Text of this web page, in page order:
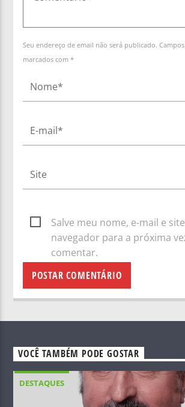
Seu endereço de email não será publicado.
marcados com *
Salve meu nome, e-mail e
navegador para a próxima
comentar.
VOCÊ TAMBÉM PODE GOSTAR
DESTAQUES